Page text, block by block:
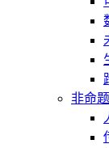
非命